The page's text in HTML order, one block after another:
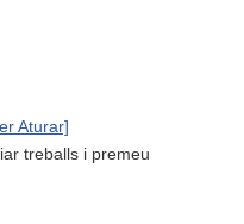
Aturar]
treballs i premeu